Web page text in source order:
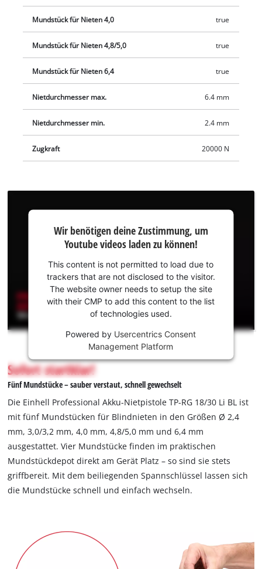
Mundstücks. Ein transparenter Nietdornbehälter sammelt
abgezogene Dornen sauber auf, während LED-Licht und
Softgrip-Oberflächen für optimale Sicht und sicheren Halt
sorgen. Der praktische Gürtelclip erlaubt das schnelle
Zwischenlagern der Blindnietpistole – ideal für flexibles
und Ladegerät. Diese sind separat erhältlich, z. B. als
praktisches Starter-Set.
Mundstück für Nieten 4,0 true
Mundstück für Nieten 4,8/5,0 true
Mundstück für Nieten 6,4 true
Nietdurchmesser max. 6.4 mm
Nietdurchmesser min. 2.4 mm
Zugkraft 20000 N
benötigen
Zustimmung,
um Youtube
laden zu
können!
This
content
permitted
to
load
to
trackers
that
are
not
disclosed
to
website
owner
Wir benötigen deine Zustimmung, um
Youtube videos laden zu können!
This content is not permitted to load due to
trackers that are not disclosed to the visitor.
The website owner needs to setup the site
with their CMP to add this content to the list
of technologies used.
Powered by Usercentrics Consent
Management Platform
Sofort startklar!
Fünf Mundstücke – sauber verstaut, schnell gewechselt
Die Einhell Professional Akku-Nietpistole TP-RG 18/30 Li BL ist
mit fünf Mundstücken für Blindnieten in den Größen Ø 2,4
mm, 3,0/3,2 mm, 4,0 mm, 4,8/5,0 mm und 6,4 mm
ausgestattet. Vier Mundstücke finden im praktischen
Mundstückdepot direkt am Gerät Platz – so sind sie stets
griffbereit. Mit dem beiliegenden Spannschlüssel lassen sich
die Mundstücke schnell und einfach wechseln.